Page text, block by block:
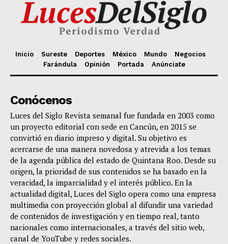
Inicio Sureste Deportes México Mundo
Negocios
Farándula
Opinión Portada Anúnciate
Conócenos
Luces del Siglo Revista semanal fue fundada en 2003 como
un proyecto editorial con sede en Cancún, en 2015 se
convirtió en diario impreso y digital. Su objetivo es
acercarse de una manera novedosa y atrevida a los temas
de la agenda pública del estado de Quintana Roo. Desde su
origen, la prioridad de sus contenidos se ha basado en la
veracidad, la imparcialidad y el interés público. En la
actualidad digital, Luces del Siglo opera como una empresa
multimedia con proyección global al difundir una variedad
de contenidos de investigación y en tiempo real, tanto
nacionales como internacionales, a través del sitio web,
canal de YouTube y redes sociales.